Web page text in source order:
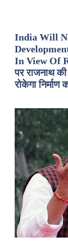
India Will
In View Of
पर राजनाथ
रोकेगा निर्माण